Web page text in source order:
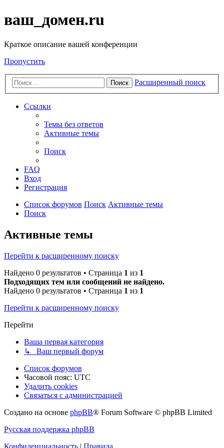
ваш_домен.ru
Краткое описание вашей конференции
Пропустить
Поиск Расширенный поиск
Ссылки
Темы без ответов
Активные темы
Поиск
FAQ
Вход
Регистрация
Список форумов Поиск Активные темы
Поиск
Активные темы
Перейти к расширенному поиску
Найдено 0 результатов • Страница 1 из 1
Подходящих тем или сообщений не найдено.
Найдено 0 результатов • Страница 1 из 1
Перейти к расширенному поиску
Перейти
Ваша первая категория
↳ Ваш первый форум
Список форумов
Часовой пояс: UTC
Удалить cookies
Связаться с администрацией
Создано на основе phpBB® Forum Software © phpBB Limited
Русская поддержка phpBB